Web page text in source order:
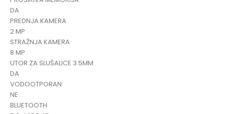
DA
PREDNJA KAMERA
2 MP
STRAŽNJA KAMERA
8 MP
UTOR ZA SLUŠALICE 3.5MM
DA
VODOOTPORAN
NE
BLUETOOTH